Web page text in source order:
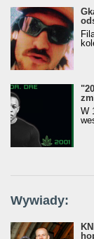
W
Wywiady: